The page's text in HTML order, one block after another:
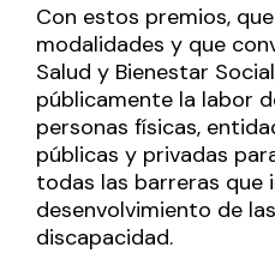
Con estos premios,
modalidades y que
Salud y Bienestar
públicamente la labor
personas físicas,
públicas y privadas
todas las barreras que
desenvolvimiento de
discapacidad.